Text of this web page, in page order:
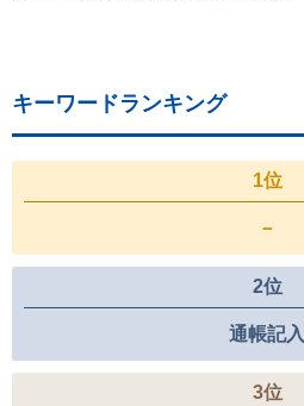
キーワードランキング
1位
－
2位
通帳記入
3位